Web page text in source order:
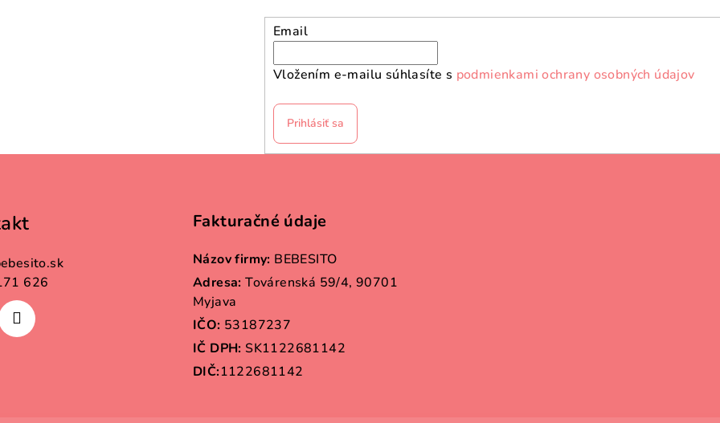
Email
Vložením e-mailu súhlasíte s podmienkami ochrany osobných údajov
Prihlásiť sa
626
Fakturačné údaje
Názov firmy: BEBESITO
Adresa: Továrenská 59/4, 90701
Myjava
IČO: 53187237
IČ DPH: SK1122681142
DIČ:1122681142